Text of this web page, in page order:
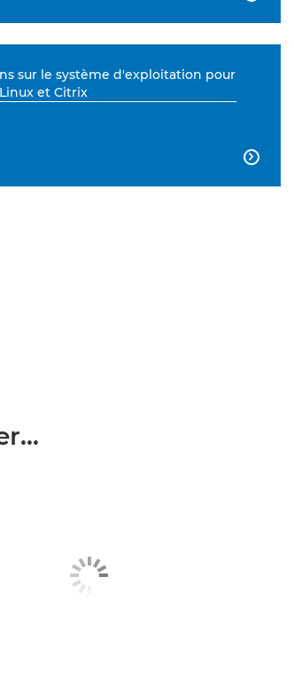
sur le système d'exploitation pour
et Citrix
